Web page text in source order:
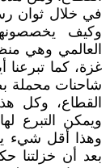
في خلال ثوان
وكيف
العالمي وهي
غزة، كما
شاحنات محملة
القطاع، وكل
ويمكن التبرع
وهذا أقل شيء
بعد أن خزلتنا